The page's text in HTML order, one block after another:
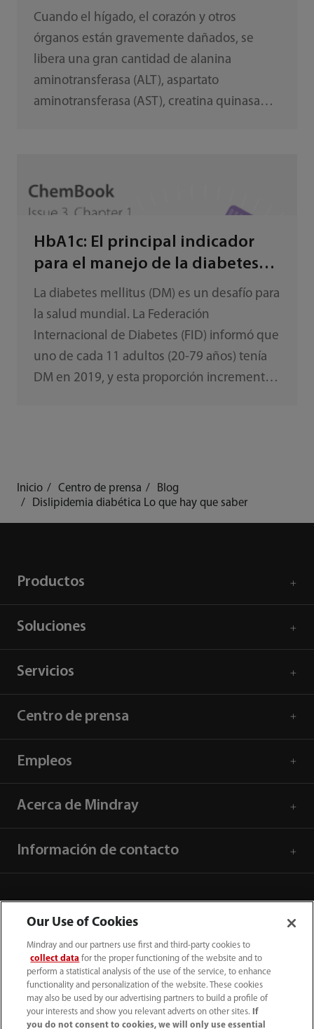
sustrato integrada en el sistema
de análisis bioquímico
automático de Mindray
Cuando el hígado, el corazón y otros
órganos están gravemente dañados, se
libera una gran cantidad de alanina
aminotransferasa (ALT), aspartato
aminotransferasa (AST), creatina quinasa
HbA1c: El principal indicador
para el manejo de la diabetes
mellitus
La diabetes mellitus (DM) es un desafío para
la salud mundial. La Federación
Internacional de Diabetes (FID) informó que
uno de cada 11 adultos (20-79 años) tenía
DM en 2019, y esta proporción incrementa a
Inicio Centro de prensa
Blog
Dislipidemia diabética Lo que hay que saber
Productos
Soluciones
Servicios
Centro de prensa
Empleos
Acerca de Mindray
Información de contacto
Our Use of Cookies
Mindray and our partners use first and third-party cookies to
collect data for the proper functioning of the website and to
perform a statistical analysis of the use of the service, to enhance
functionality and personalization of the website. These cookies
may also be used by our advertising partners to build a profile of
your interests and show you relevant adverts on other sites.
If
you do not consent to cookies, we will only use essential